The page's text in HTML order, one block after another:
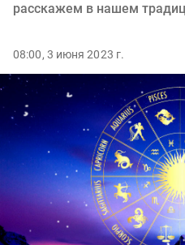
расскажем в нашем
08:00, 3 июня 2023 г.